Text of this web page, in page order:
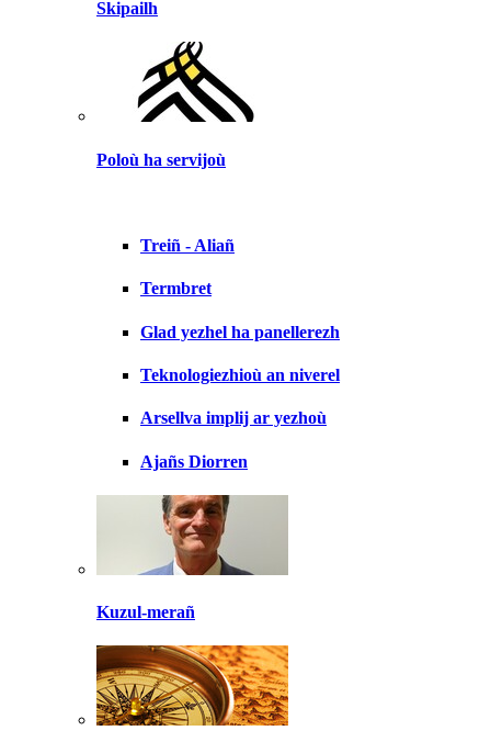
Skipailh
Poloù ha servijoù
Treiñ - Aliañ
Termbret
Glad yezhel ha panellerezh
Teknologiezhioù an niverel
Arsellva implij ar yezhoù
Ajañs Diorren
Kuzul-merañ